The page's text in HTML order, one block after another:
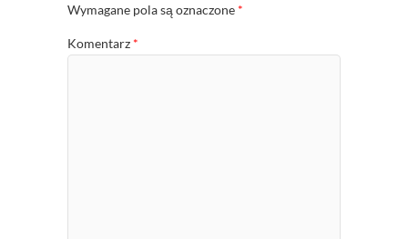
Wymagane pola są oznaczone *
Komentarz *